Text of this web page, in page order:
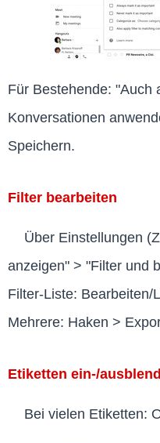
Für Bestehende: "Auch
Konversationen
Speichern.
Filter bearbeiten
Über Einstellungen
anzeigen" > "Filter und
Filter-Liste: Bearbeiten/
Mehrere: Haken >
Etiketten ein-/
Bei vielen Etiketten: